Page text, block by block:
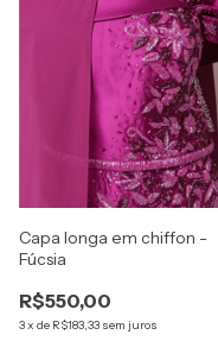
Capa longa em chiffon -
Fúcsia
R$550,00
3x de R$183,33 sem juros